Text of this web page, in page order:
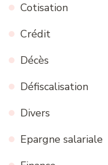
Cotisation
Crédit
Décès
Défiscalisation
Divers
Epargne salariale